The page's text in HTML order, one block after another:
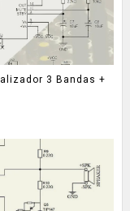
3 Bandas +